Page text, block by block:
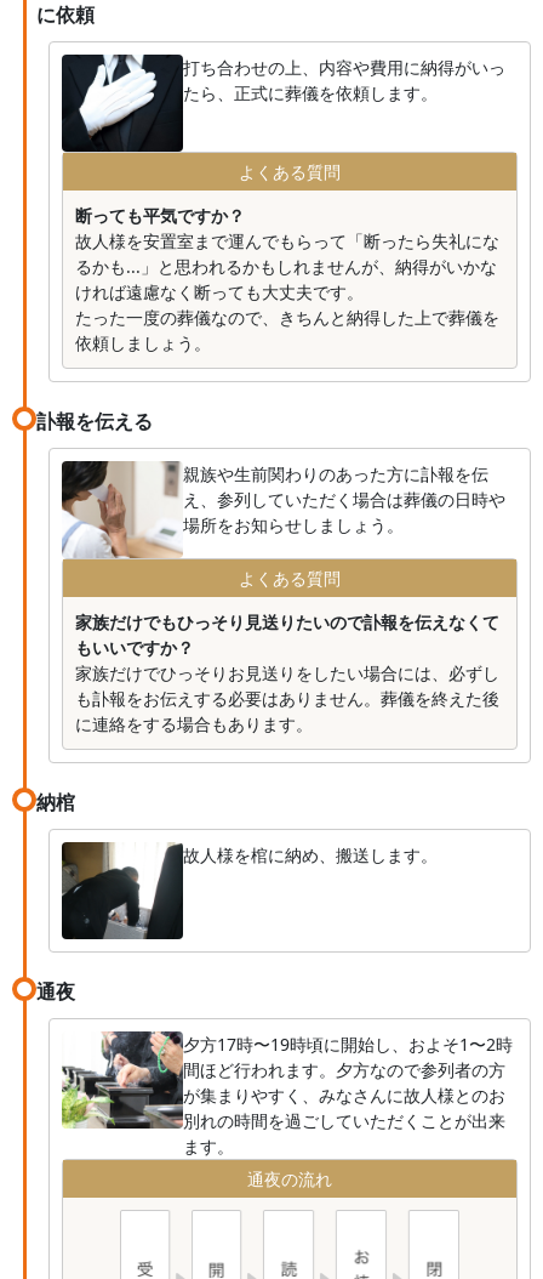
に依頼
打ち合わせの上、内容や費用に納得がいっ
たら、正式に葬儀を依頼します。
よくある質問
断っても平気ですか？
故人様を安置室まで運んでもらって「断ったら失礼にな
るかも...」と思われるかもしれませんが、納得がいかな
ければ遠慮なく断っても大丈夫です。
たった一度の葬儀なので、きちんと納得した上で葬儀を
依頼しましょう。
訃報を伝える
親族や生前関わりのあった方に訃報を伝
え、参列していただく場合は葬儀の日時や
場所をお知らせしましょう。
よくある質問
家族だけでもひっそり見送りたいので訃報を伝えなくて
もいいですか？
家族だけでひっそりお見送りをしたい場合には、必ずし
も訃報をお伝えする必要はありません。葬儀を終えた後
に連絡をする場合もあります。
納棺
故人様を棺に納め、搬送します。
通夜
夕方17時〜19時頃に開始し、およそ1〜2時
間ほど行われます。夕方なので参列者の方
が集まりやすく、みなさんに故人様とのお
別れの時間を過ごしていただくことが出来
ます。
通夜の流れ